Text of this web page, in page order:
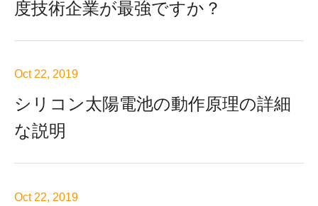
度技術企業が最強ですか？
Oct 22, 2019
シリコン太陽電池の動作原理の詳細
な説明
Oct 22, 2019